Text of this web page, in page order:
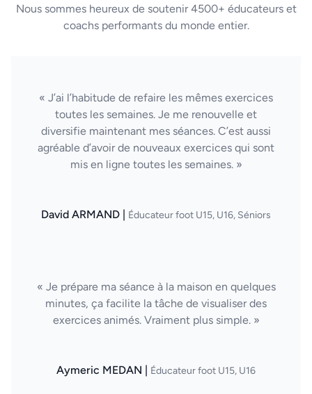
Nous sommes heureux de soutenir 4500+ éducateurs et
coachs performants du monde entier.
« J’ai l’habitude de refaire les mêmes exercices
toutes les semaines. Je me renouvelle et
diversifie maintenant mes séances. C’est aussi
agréable d’avoir de nouveaux exercices qui sont
mis en ligne toutes les semaines. »
David ARMAND | Éducateur foot U15, U16, Séniors
« Je prépare ma séance à la maison en quelques
minutes, ça facilite la tâche de visualiser des
exercices animés. Vraiment plus simple. »
Aymeric MEDAN | Éducateur foot U15, U16